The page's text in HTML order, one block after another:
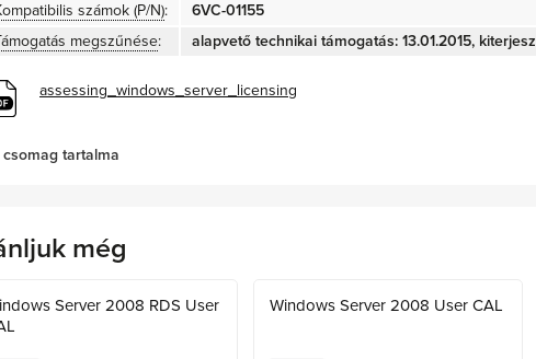
számok (P/N):
6VC-01155
megszűnése: alapvető technikai támogatás: 13.01.2015,
assessing_windows_server_licensing
csomag tartalma
még
Server 2008 RDS User
Windows Server 2008 User CAL